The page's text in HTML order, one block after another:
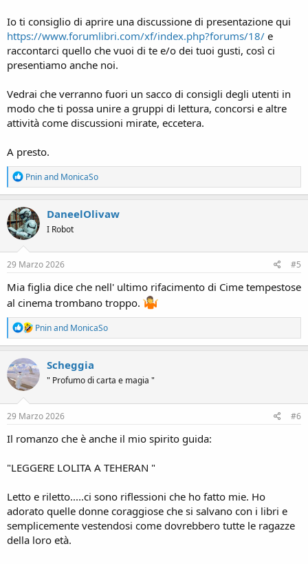
Io ti consiglio di aprire una discussione di presentazione qui
https://www.forumlibri.com/xf/index.php?forums/18/ e
raccontarci quello che vuoi di te e/o dei tuoi gusti, così ci
presentiamo anche noi.
Vedrai che verranno fuori un sacco di consigli degli utenti in
modo che ti possa unire a gruppi di lettura, concorsi e altre
attività come discussioni mirate, eccetera.
A presto.
R
e
a
c
t
i
o
n
s
Pninand MonicaSo
DaneelOlivaw
I Robot
29 Marzo 2026 #5
Mia figlia dice che nell' ultimo rifacimento di Cime tempestose
al cinema trombano troppo.
R
e
a
t
i
n
s
Pninand MonicaSo
Scheggia
" Profumo di carta e magia "
29 Marzo 2026 #6
Il romanzo che è anche il mio spirito guida:
"LEGGERE LOLITA A TEHERAN "
Letto e riletto.....ci sono riflessioni che ho fatto mie. Ho
adorato quelle donne coraggiose che si salvano con i libri e
semplicemente vestendosi come dovrebbero tutte le ragazze
della loro età.